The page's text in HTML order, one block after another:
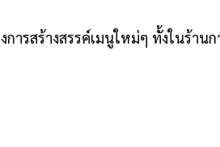
รสร้างสรรค์เมนูใหม่ๆ ทั้งในร้านก